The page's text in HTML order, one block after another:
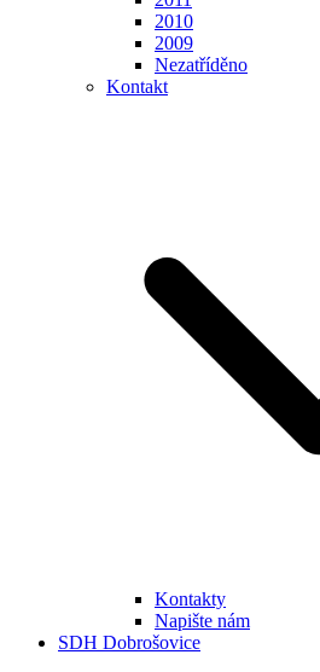
2010
2009
Nezatříděno
Kontakt
Kontakty
Napište nám
SDH Dobrošovice